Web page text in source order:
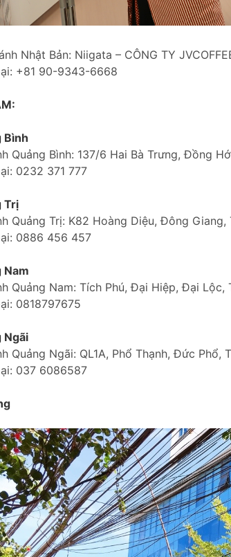
Nhật Bản: Niigata – CÔNG TY
+81 90-9343-6668
Bình
Quảng Bình: 137/6 Hai Bà Trưng, Đồng
0232 371 777
Trị
Quảng Trị: K82 Hoàng Diệu, Đông
0886 456 457
Nam
Quảng Nam: Tích Phú, Đại Hiệp, Đại Lộc,
0818797675
Ngãi
Quảng Ngãi: QL1A, Phổ Thạnh, Đức Phổ,
037 6086587